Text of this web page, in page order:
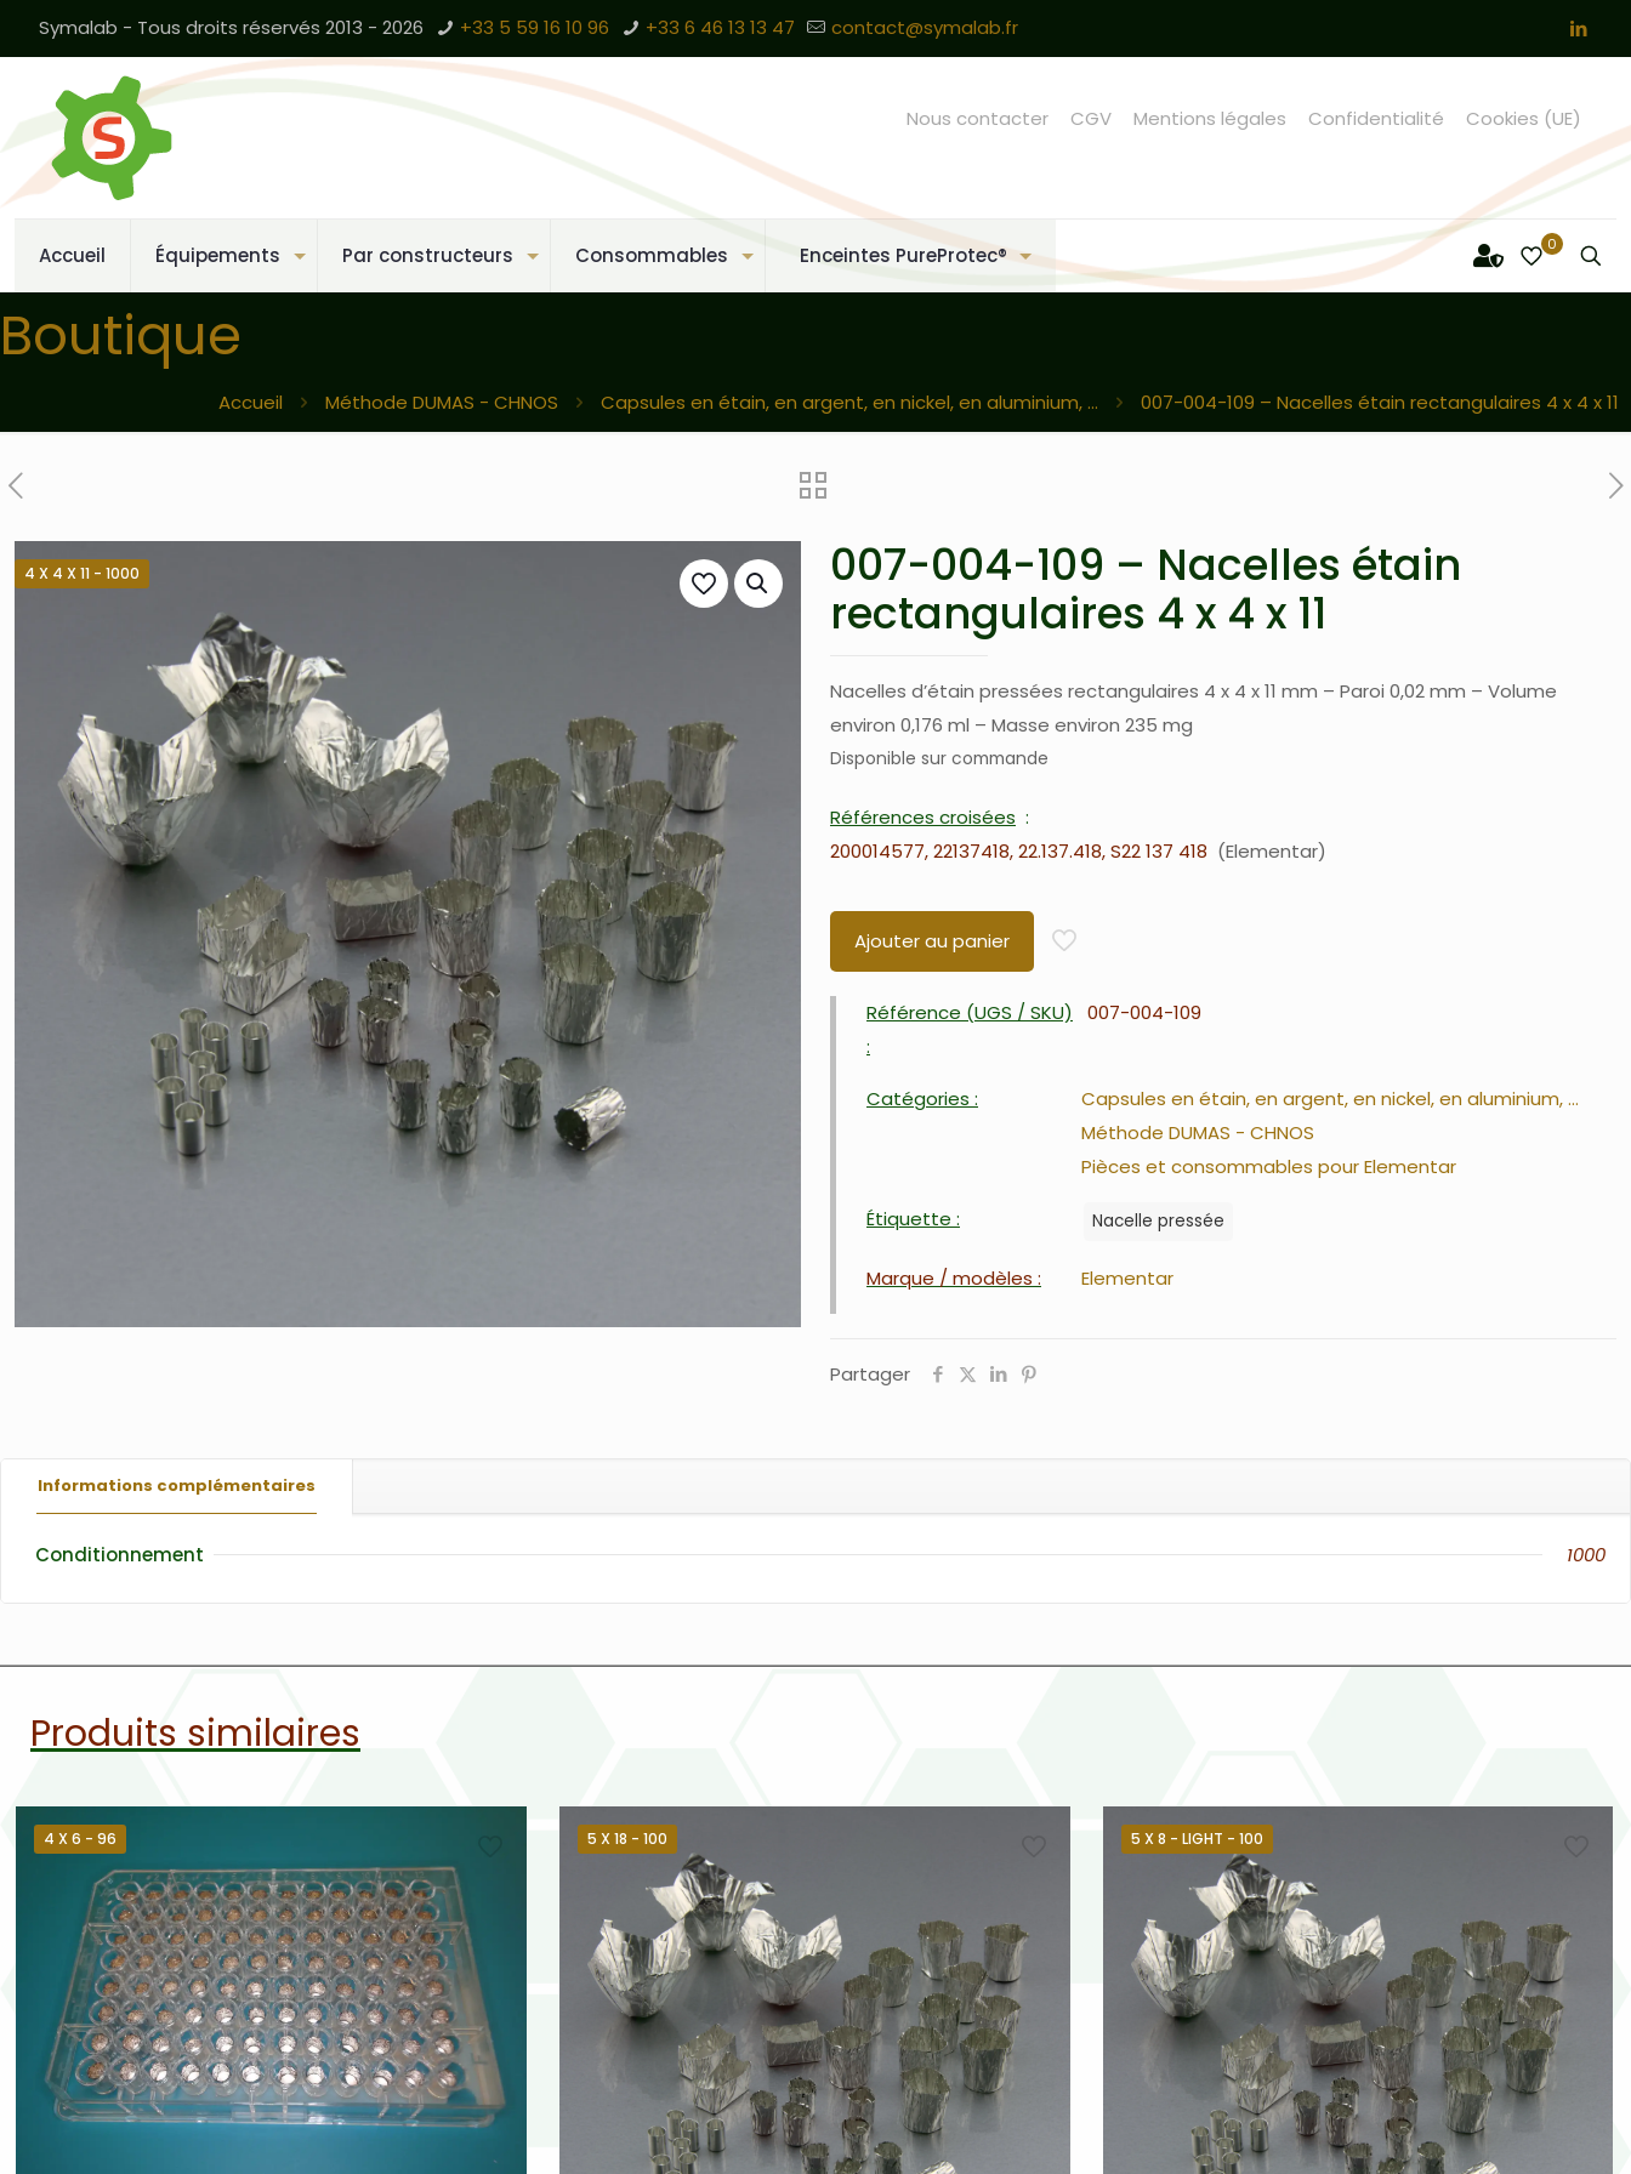
Symalab - Tous droits réservés 2013 - 2026 +33 5 59 16 10 96 +33 6 46 13 13 47 contact@symalab.fr
Accueil Équipements Par constructeurs Consommables Enceintes PureProtec®
Nous contacter CGV Mentions légales Confidentialité Cookies (UE)
0
Boutique
Accueil Méthode DUMAS - CHNOS Capsules en étain, en argent, en nickel, en aluminium, ... 007-004-109 – Nacelles étain rectangulaires 4 x 4 x 11
4 X 4 X 11 - 1000
007-004-109 – Nacelles étain
rectangulaires 4 x 4 x 11
Nacelles d’étain pressées rectangulaires 4 x 4 x 11 mm – Paroi 0,02 mm – Volume
environ 0,176 ml – Masse environ 235 mg
Disponible sur commande
Références croisées
200014577, 22137418, 22.137.418, S22 137 418
Elementar
Ajouter au panier
Référence (UGS / SKU)
:
007-004-109
Catégories :
Capsules en étain, en argent, en nickel, en aluminium, ...
Méthode DUMAS - CHNOS
Pièces et consommables pour Elementar
Étiquette : Nacelle pressée
Marque / modèles : Elementar
Partager
Informations complémentaires
Conditionnement 1000
Produits similaires
4 X 6 - 96 5 X 18 - 100 5 X 8 - LIGHT - 100